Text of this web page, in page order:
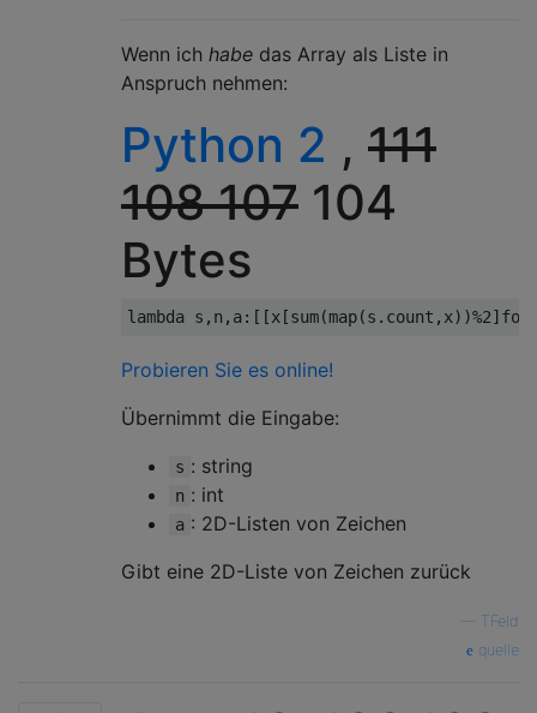
Wenn ich habe das Array als Liste in
Anspruch nehmen:
Python 2 , 111
108107 104
Bytes
lambda s , n , a:[[x [sum(map(s . count , x))%2] for
Probieren Sie es online!
Übernimmt die Eingabe:
s : string
n : int
a : 2D-Listen von Zeichen
Gibt eine 2D-Liste von Zeichen zurück
TFeld
quelle